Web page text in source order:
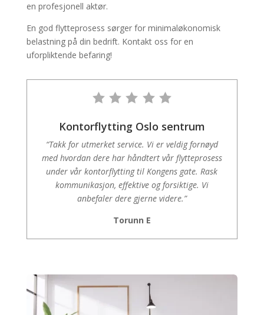
en profesjonell aktør.
En god flytteprosess sørger for minimaløkonomisk
belastning på din bedrift. Kontakt oss for en
uforpliktende befaring!
Kontorflytting Oslo sentrum
“Takk for utmerket service. Vi er veldig fornøyd
med hvordan dere har håndtert vår flytteprosess
under vår kontorflytting til Kongens gate. Rask
kommunikasjon, effektive og forsiktige. Vi
anbefaler dere gjerne videre.”
Torunn E